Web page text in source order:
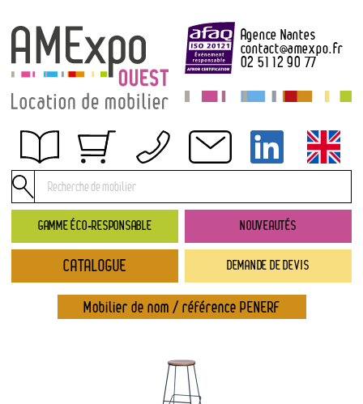
GAMME ÉCO-RESPONSABLE NOUVEAUTÉS
DEMANDE DE DEVIS
Agence Nantes
contact@amexpo.fr
02 51 12 90 77
Obtenir un devis
Conditions générales de location
Conditions de règlement
Contact
Catalogue
→ Nouveautés
→ Gamme éco-responsable
CATALOGUE
Mobilier de nom / référence PENERF